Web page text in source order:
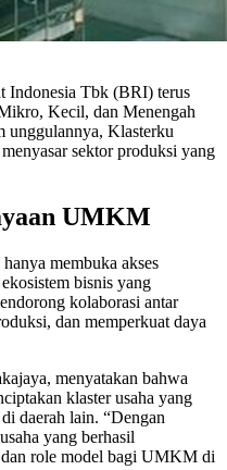
Indonesia Tbk (BRI) terus
Kecil, dan Menengah
Klasterku
sektor produksi yang
UMKM
membuka akses
bisnis yang
kolaborasi antar
dan memperkuat daya
menyatakan bahwa
klaster usaha yang
daerah lain. “Dengan
yang berhasil
dan role model bagi UMKM di